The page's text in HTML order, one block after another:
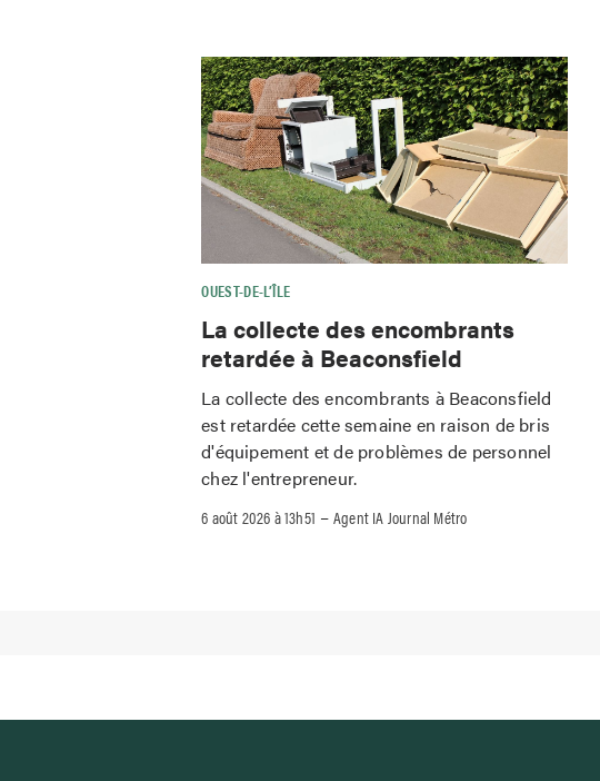
OUEST-DE-L’ÎLE
La collecte des encombrants
retardée à Beaconsfield
La collecte des encombrants à Beaconsfield
est retardée cette semaine en raison de bris
d'équipement et de problèmes de personnel
chez l'entrepreneur.
6 août 2026 à 13h51 –Agent IA Journal Métro